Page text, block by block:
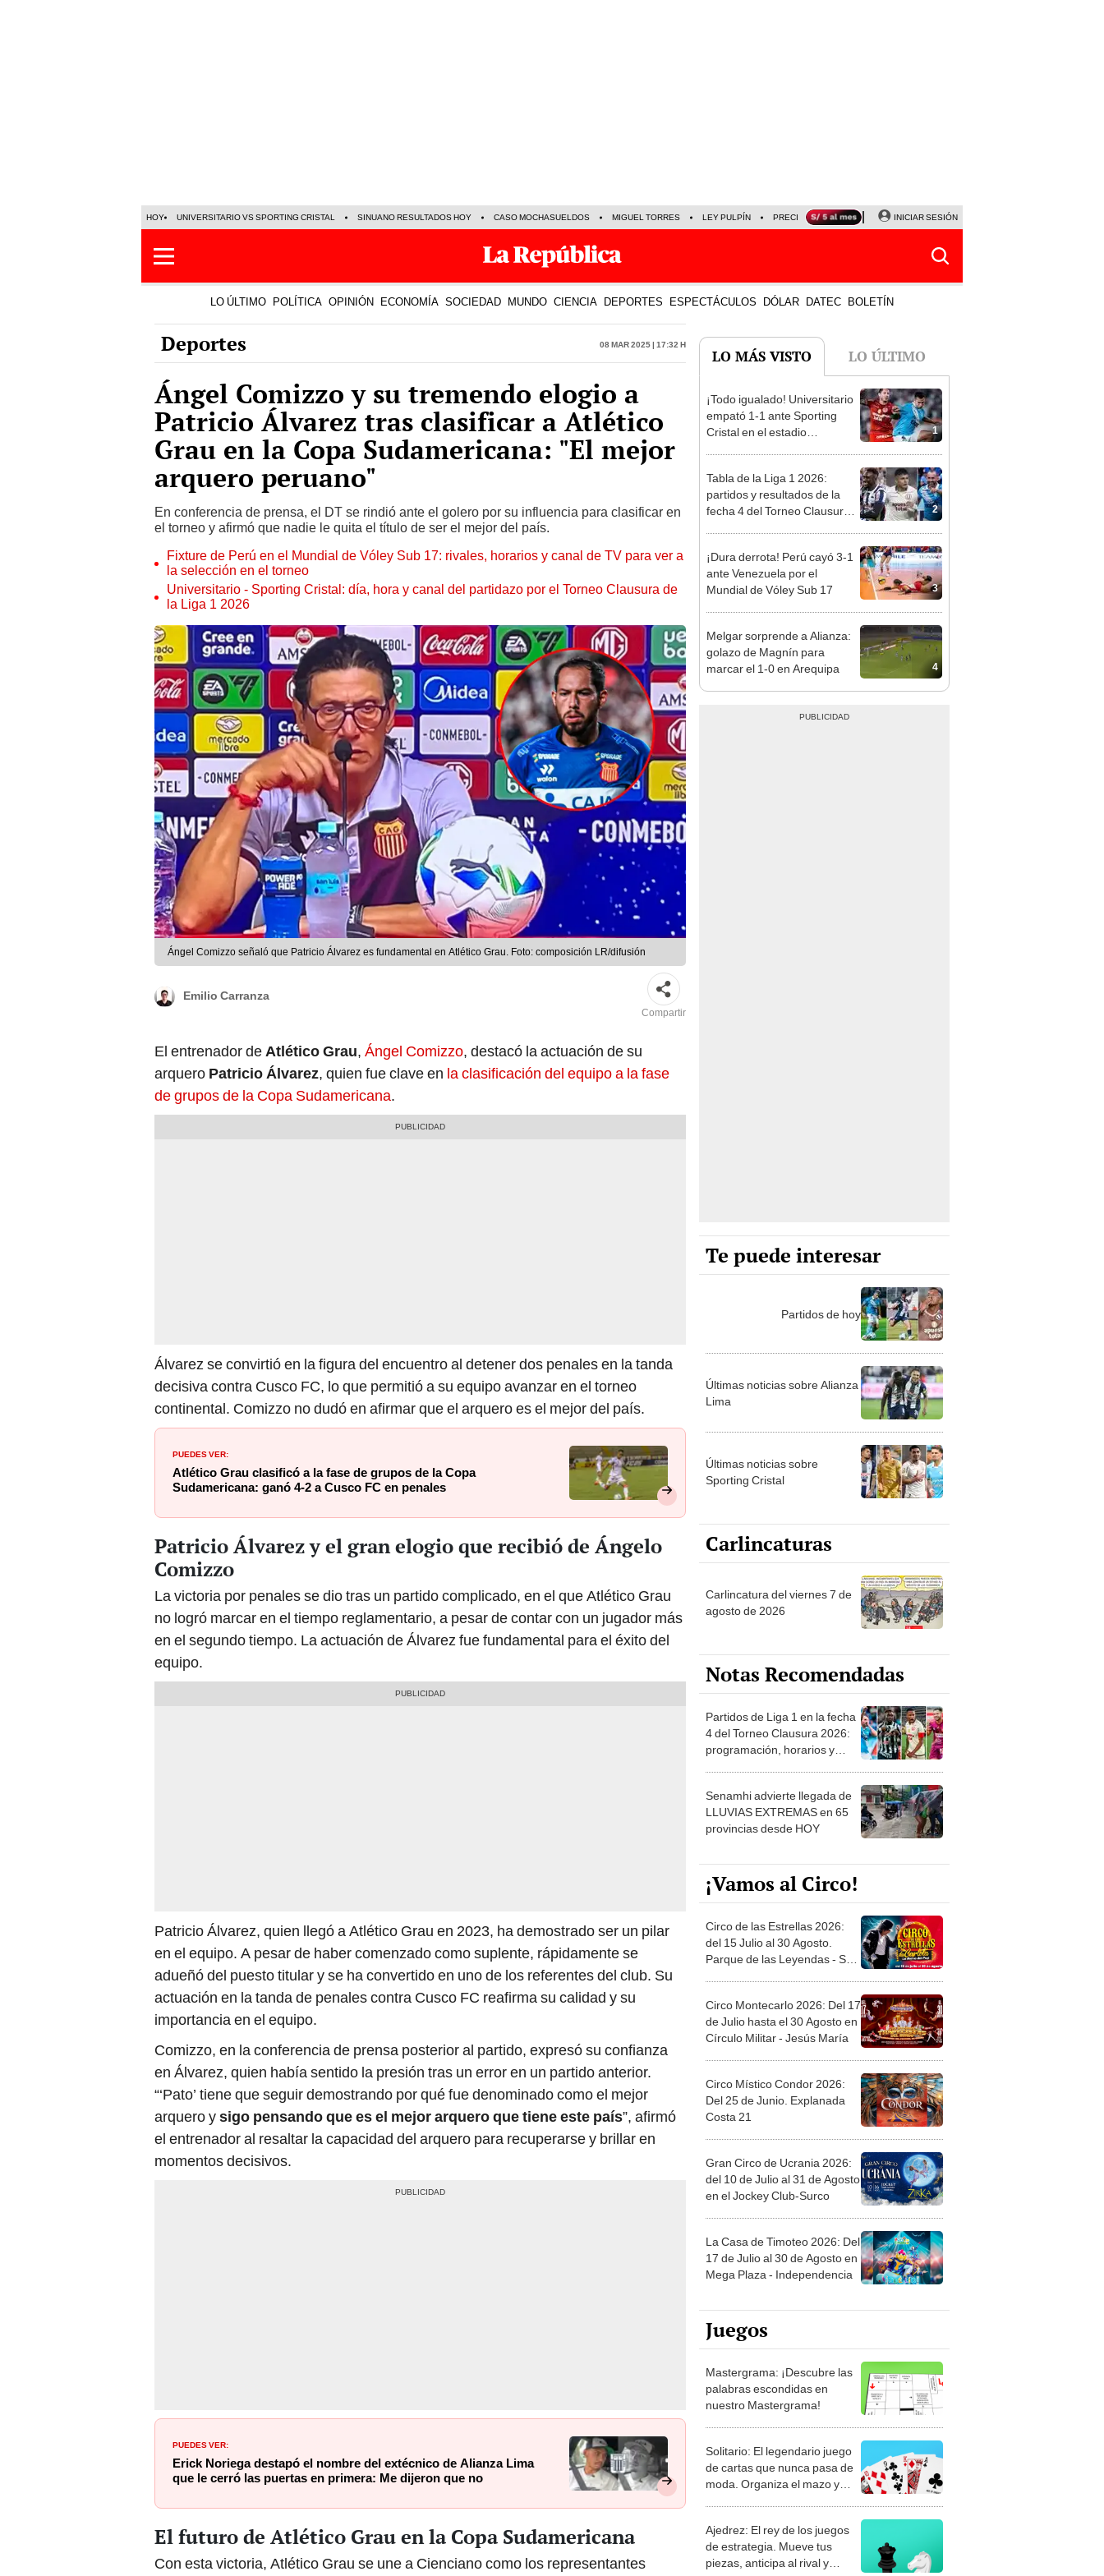
HOY UNIVERSITARIO VS SPORTING CRISTAL SINUANO RESULTADOS HOY CASO MOCHASUELDOS MIGUEL TORRES LEY PULPÍN PRECIO DEL DÓLAR CORTE DE LUZ VIERNES 7 DE AGOSTO
INICIAR SESIÓN
LO ÚLTIMO POLÍTICA OPINIÓN ECONOMÍA SOCIEDAD MUNDO CIENCIA DEPORTES ESPECTÁCULOS DÓLAR DATEC BOLETÍN
Deportes 08 Mar 2025 | 17:32 h
Ángel Comizzo y su tremendo elogio a
Patricio Álvarez tras clasificar a Atlético
Grau en la Copa Sudamericana: "El mejor
arquero peruano"
En conferencia de prensa, el DT se rindió ante el golero por su influencia para clasificar en
el torneo y afirmó que nadie le quita el título de ser el mejor del país.
Fixture de Perú en el Mundial de Vóley Sub 17: rivales, horarios y canal de TV para ver a
la selección en el torneo
Universitario - Sporting Cristal: día, hora y canal del partidazo por el Torneo Clausura de
la Liga 1 2026
Ángel Comizzo señaló que Patricio Álvarez es fundamental en Atlético Grau. Foto: composición LR/difusión
Emilio Carranza
Compartir
El entrenador deAtlético Grau, Ángel Comizzo, destacó la actuación de su
arquero Patricio Álvarez, quien fue clave en la clasificación del equipo a la fase
de grupos de la Copa Sudamericana.
Álvarez se convirtió en la figura del encuentro al detener dos penales en la tanda
decisiva contra Cusco FC, lo que permitió a su equipo avanzar en el torneo
continental. Comizzo no dudó en afirmar que el arquero es el mejor del país.
PUEDES VER:
Atlético Grau clasificó a la fase de grupos de la Copa
Sudamericana: ganó 4-2 a Cusco FC en penales
Patricio Álvarez y el gran elogio que recibió de Ángelo
Comizzo
La victoria por penales se dio tras un partido complicado, en el que Atlético Grau
no logró marcar en el tiempo reglamentario, a pesar de contar con un jugador más
en el segundo tiempo. La actuación de Álvarez fue fundamental para el éxito del
equipo.
Patricio Álvarez, quien llegó a Atlético Grau en 2023, ha demostrado ser un pilar
en el equipo. A pesar de haber comenzado como suplente, rápidamente se
adueñó del puesto titular y se ha convertido en uno de los referentes del club. Su
actuación en la tanda de penales contra Cusco FC reafirma su calidad y su
importancia en el equipo.
Comizzo, en la conferencia de prensa posterior al partido, expresó su confianza
en Álvarez, quien había sentido la presión tras un error en un partido anterior.
“‘Pato’ tiene que seguir demostrando por qué fue denominado como el mejor
arquero ysigo pensando que es el mejor arquero que tiene este país”, afirmó
el entrenador al resaltar la capacidad del arquero para recuperarse y brillar en
momentos decisivos.
PUEDES VER:
Erick Noriega destapó el nombre del extécnico de Alianza Lima
que le cerró las puertas en primera: Me dijeron que no
El futuro de Atlético Grau en la Copa Sudamericana
Con esta victoria, Atlético Grau se une a Cienciano como los representantes
LO MÁS VISTO LO ÚLTIMO
1
¡Todo igualado! Universitario
empató 1-1 ante Sporting
Cristal en el estadio
2
Tabla de la Liga 1 2026:
partidos y resultados de la
fecha 4 del Torneo Clausura y
3
¡Dura derrota! Perú cayó 3-1
ante Venezuela por el
Mundial de Vóley Sub 17
4
Melgar sorprende a Alianza:
golazo de Magnín para
marcar el 1-0 en Arequipa
Te puede interesar
Partidos de hoy
Últimas noticias sobre Alianza
Lima
Últimas noticias sobre
Sporting Cristal
Carlincaturas
Carlincatura del viernes 7 de
agosto de 2026
Notas Recomendadas
Partidos de Liga 1 en la fecha
4 del Torneo Clausura 2026:
programación, horarios y
Senamhi advierte llegada de
LLUVIAS EXTREMAS en 65
provincias desde HOY
¡Vamos al Circo!
Circo de las Estrellas 2026:
del 15 Julio al 30 Agosto.
Parque de las Leyendas - San
Circo Montecarlo 2026: Del 17
de Julio hasta el 30 Agosto en
Círculo Militar - Jesús María
Circo Místico Condor 2026:
Del 25 de Junio. Explanada
Costa 21
Gran Circo de Ucrania 2026:
del 10 de Julio al 31 de Agosto
en el Jockey Club-Surco
La Casa de Timoteo 2026: Del
17 de Julio al 30 de Agosto en
Mega Plaza - Independencia
Juegos
Mastergrama: ¡Descubre las
palabras escondidas en
nuestro Mastergrama!
Solitario: El legendario juego
de cartas que nunca pasa de
moda. Organiza el mazo y
Ajedrez: El rey de los juegos
de estrategia. Mueve tus
piezas, anticipa al rival y